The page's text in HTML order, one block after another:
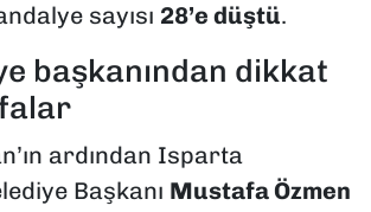
sayısı 28’e düştü.
başkanından dikkat
ardından Isparta
Başkanı Mustafa Özmen